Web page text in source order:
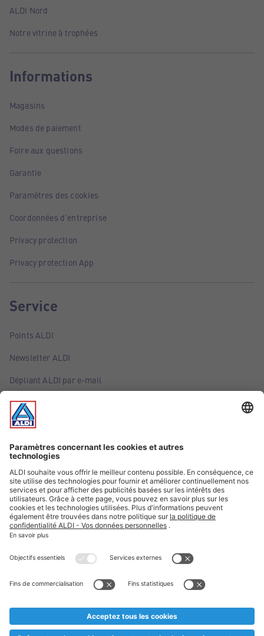
ALDI Nord
Notre vitrine à trophées
Informations
Magasins
Modes de paiement
Foire aux questions
Garantie
Paramètres des cookies
Coordonnées d'entreprise
Privacy protection
Privacy protection App
Service
Points ALDI
Newsletter ALDI
Dépliant ALDI par e-mail
Offres
Infos essentielles
Suivez ALDI Belgique
Textes marqués d'un astérisque et mentions légales
* Nous vendons ces articles temporairement et jusqu'à
au cas où, malgré le planning bien étudié, nous serions
prématurément en rupture de stock. Prix Recupel et TVA incl.
** Sur ce site, l’utilisation de la forme masculine a été adoptée